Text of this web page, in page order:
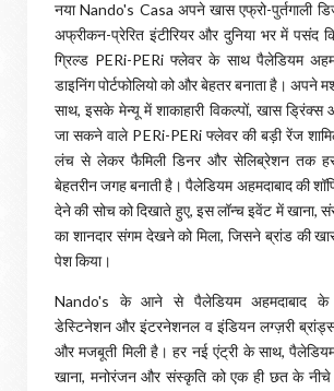
नया Nando's Casa अपने खास एफ्रो-पुर्तगाली
अफ्रीकन-प्रेरित इंटीरियर और दुनिया भर में पसंद
ग्रिल्ड PERi-PERi फ्लेवर के साथ पैलेडियम
डाइनिंग पोर्टफोलियो को और बेहतर बनाता है। अपने
साथ, इसके मेन्यू में शाकाहारी विकल्पों, खास
जा सकने वाले PERi-PERi फ्लेवर की बड़ी रेंज
लंच से लेकर फैमिली डिनर और सेलिब्रेशन तक
बेहतरीन जगह बनाती है। पैलेडियम अहमदाबाद की
देने की सोच को दिखाते हुए, इस लॉन्च इवेंट में खाना,
का शानदार संगम देखने को मिला, जिसने ब्रांड की
पेश किया।
Nando's के आने से पैलेडियम अहमदाबाद के
डेस्टिनेशन और इंटरनेशनल व इंडियन लग्ज़री ब्रांड्स
और मजबूती मिली है। हर नई एंट्री के साथ,
खाना, मनोरंजन और संस्कृति को एक ही छत के नीचे